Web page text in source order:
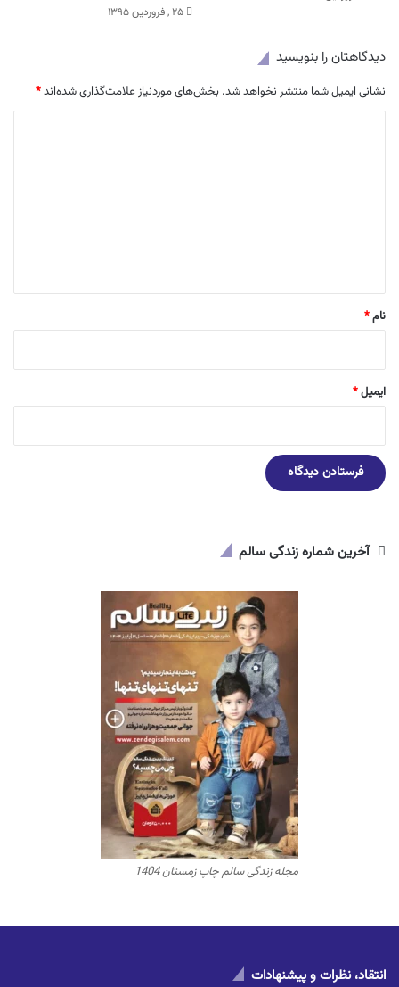
۲۵ , فروردین ۱۳۹۵
دیدگاهتان را بنویسید
نشانی ایمیل شما منتشر نخواهد شد. بخش‌های موردنیاز علامت‌گذاری شده‌اند*
نام*
ایمیل*
آخرین شماره زندگی سالم
مجله زندگی سالم چاپ زمستان 1404
انتقاد، نظرات و پیشنهادات